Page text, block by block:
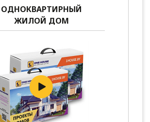
ОДНОКВАРТИРНЫЙ
ЖИЛОЙ ДОМ